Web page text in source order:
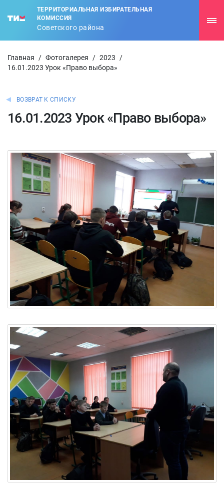
ТЕРРИТОРИАЛЬНАЯ ИЗБИРАТЕЛЬНАЯ
КОМИССИЯ
Советского района
Главная / Фотогалерея / 2023
/
16.01.2023 Урок «Право выбора»
ВОЗВРАТ К СПИСКУ
16.01.2023 Урок «Право выбора»